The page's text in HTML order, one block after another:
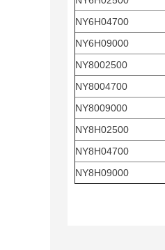
NY6H04700
NY6H09000
NY8002500
NY8004700
NY8009000
NY8H02500
NY8H04700
NY8H09000